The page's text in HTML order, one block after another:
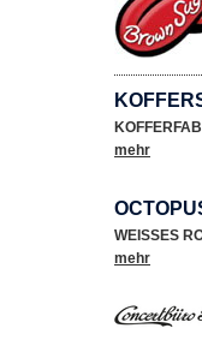
mehr
WEISSES
mehr